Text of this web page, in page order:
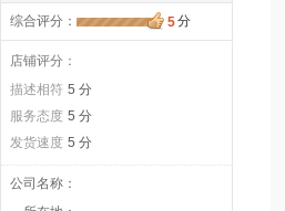
综合评分 ： 5分
店铺评分：
描述相符 5 分
服务态度 5 分
发货速度 5 分
公司名称 ：